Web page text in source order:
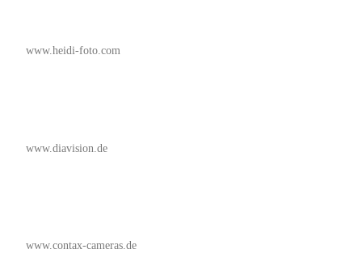
www.heidi-foto.com
www.diavision.de
www.contax-cameras.de